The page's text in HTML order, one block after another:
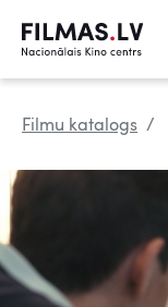
Filmu katalogs